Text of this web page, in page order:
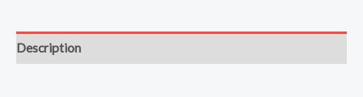
Description